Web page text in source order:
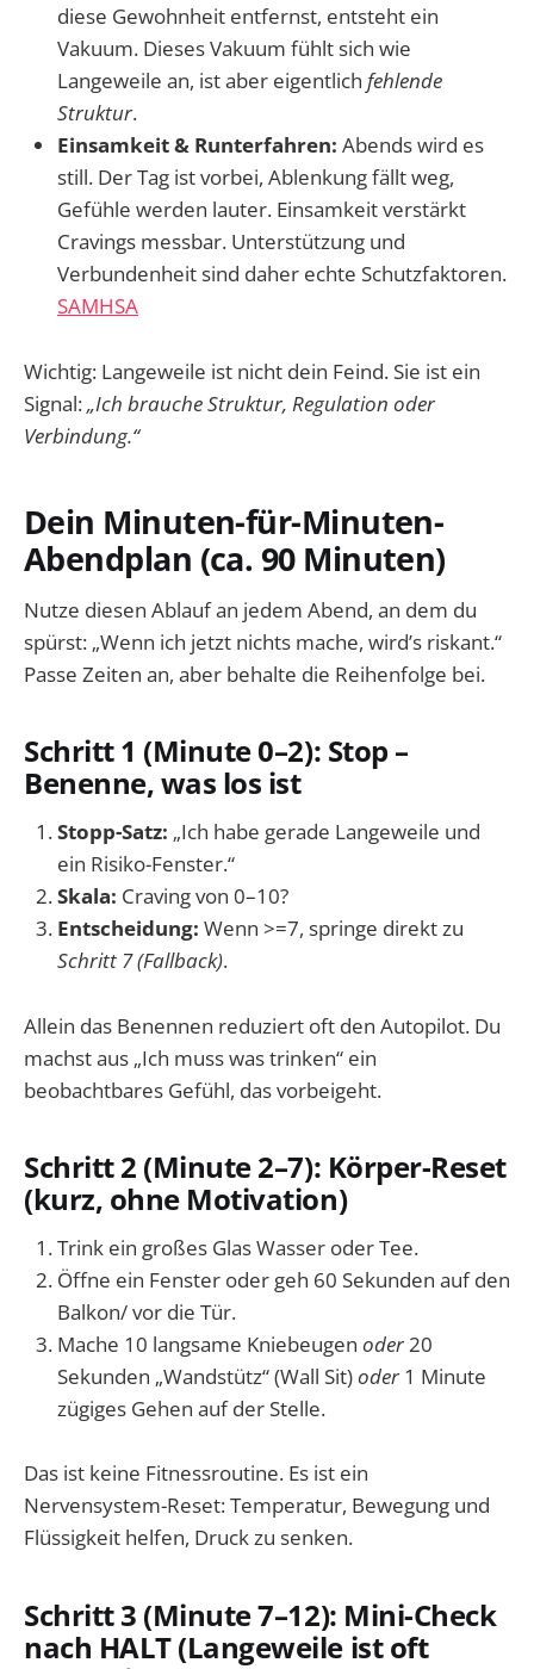
diese Gewohnheit entfernst, entsteht ein
Vakuum. Dieses Vakuum fühlt sich wie
Langeweile an, ist aber eigentlich fehlende
Struktur.
Einsamkeit & Runterfahren: Abends wird es
still. Der Tag ist vorbei, Ablenkung fällt weg,
Gefühle werden lauter. Einsamkeit verstärkt
Cravings messbar. Unterstützung und
Verbundenheit sind daher echte Schutzfaktoren.
SAMHSA
Wichtig: Langeweile ist nicht dein Feind. Sie ist ein
Signal:„Ich brauche Struktur, Regulation oder
Verbindung.“
Dein Minuten-für-Minuten-
Abendplan (ca. 90 Minuten)
Nutze diesen Ablauf an jedem Abend, an dem du
spürst: „Wenn ich jetzt nichts mache, wird’s riskant.“
Passe Zeiten an, aber behalte die Reihenfolge bei.
Schritt 1 (Minute 0–2): Stop –
Benenne, was los ist
Stopp-Satz: „Ich habe gerade Langeweile und
ein Risiko-Fenster.“
Skala: Craving von 0–10?
Entscheidung: Wenn >=7, springe direkt zu
Schritt 7 (Fallback).
Allein das Benennen reduziert oft den Autopilot. Du
machst aus „Ich muss was trinken“ ein
beobachtbares Gefühl, das vorbeigeht.
Schritt 2 (Minute 2–7): Körper-Reset
(kurz, ohne Motivation)
Trink ein großes Glas Wasser oder Tee.
Öffne ein Fenster oder geh 60 Sekunden auf den
Balkon/ vor die Tür.
Mache 10 langsame Kniebeugen oder20
Sekunden „Wandstütz“ (Wall Sit)oder1 Minute
zügiges Gehen auf der Stelle.
Das ist keine Fitnessroutine. Es ist ein
Nervensystem-Reset: Temperatur, Bewegung und
Flüssigkeit helfen, Druck zu senken.
Schritt 3 (Minute 7–12): Mini-Check
nach HALT (Langeweile ist oft